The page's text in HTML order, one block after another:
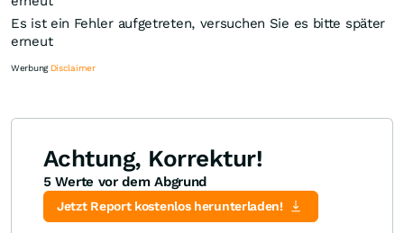
Es ist ein Fehler aufgetreten, versuchen Sie es bitte später
erneut
Knock-Out-Suche
Optionsschein-Suche
Zertifikate-Suche
Werbung Disclaimer
Achtung, Korrektur!
5 Werte vor dem Abgrund
Jetzt Report kostenlos herunterladen!